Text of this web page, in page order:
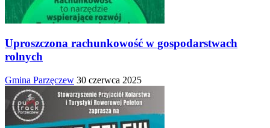
Uproszczona rachunkowość w gospodarstwach
rolnych
Gmina Parzęczew 30 czerwca 2025